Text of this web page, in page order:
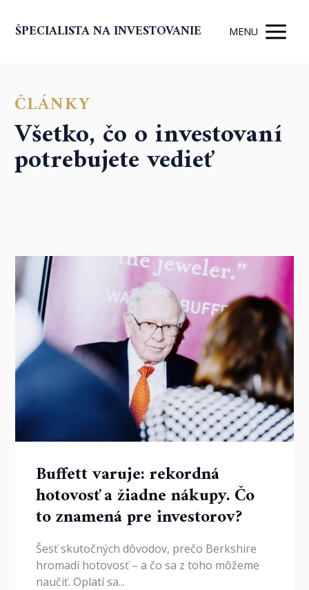
ŠPECIALISTA NA INVESTOVANIE MENU
ČLÁNKY
Všetko, čo o investovaní
potrebujete vedieť
Buffett varuje: rekordná
hotovosť a žiadne nákupy. Čo
to znamená pre investorov?
Šesť skutočných dôvodov, prečo Berkshire
hromadí hotovosť – a čo sa z toho môžeme
naučiť. Oplatí sa...